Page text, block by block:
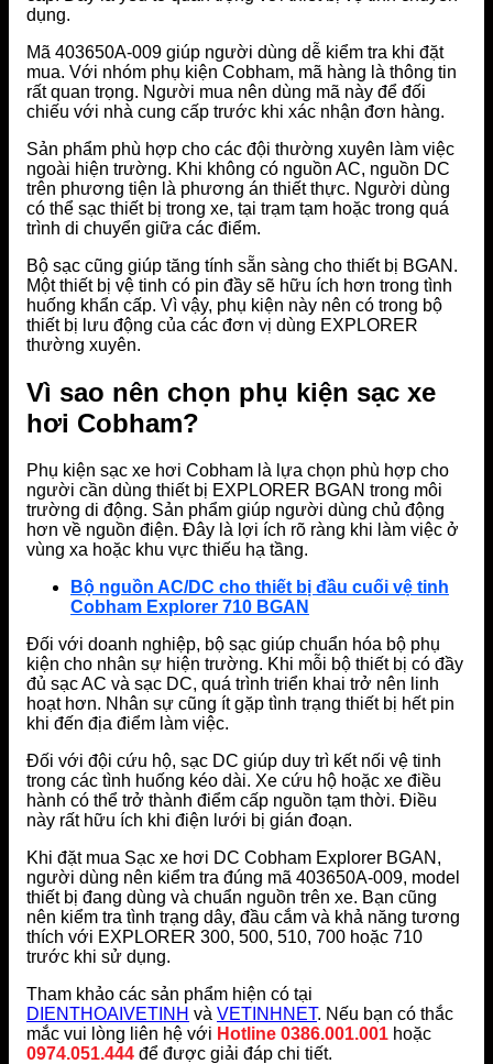
dụng.
Mã 403650A-009 giúp người dùng dễ kiểm tra khi đặt
mua. Với nhóm phụ kiện Cobham, mã hàng là thông tin
rất quan trọng. Người mua nên dùng mã này để đối
chiếu với nhà cung cấp trước khi xác nhận đơn hàng.
Sản phẩm phù hợp cho các đội thường xuyên làm việc
ngoài hiện trường. Khi không có nguồn AC, nguồn DC
trên phương tiện là phương án thiết thực. Người dùng
có thể sạc thiết bị trong xe, tại trạm tạm hoặc trong quá
trình di chuyển giữa các điểm.
Bộ sạc cũng giúp tăng tính sẵn sàng cho thiết bị BGAN.
Một thiết bị vệ tinh có pin đầy sẽ hữu ích hơn trong tình
huống khẩn cấp. Vì vậy, phụ kiện này nên có trong bộ
thiết bị lưu động của các đơn vị dùng EXPLORER
thường xuyên.
Vì sao nên chọn phụ kiện sạc xe
hơi Cobham?
Phụ kiện sạc xe hơi Cobham là lựa chọn phù hợp cho
người cần dùng thiết bị EXPLORER BGAN trong môi
trường di động. Sản phẩm giúp người dùng chủ động
hơn về nguồn điện. Đây là lợi ích rõ ràng khi làm việc ở
vùng xa hoặc khu vực thiếu hạ tầng.
Bộ nguồn AC/DC cho thiết bị đầu cuối vệ tinh
Cobham Explorer 710 BGAN
Đối với doanh nghiệp, bộ sạc giúp chuẩn hóa bộ phụ
kiện cho nhân sự hiện trường. Khi mỗi bộ thiết bị có đầy
đủ sạc AC và sạc DC, quá trình triển khai trở nên linh
hoạt hơn. Nhân sự cũng ít gặp tình trạng thiết bị hết pin
khi đến địa điểm làm việc.
Đối với đội cứu hộ, sạc DC giúp duy trì kết nối vệ tinh
trong các tình huống kéo dài. Xe cứu hộ hoặc xe điều
hành có thể trở thành điểm cấp nguồn tạm thời. Điều
này rất hữu ích khi điện lưới bị gián đoạn.
Khi đặt mua Sạc xe hơi DC Cobham Explorer BGAN,
người dùng nên kiểm tra đúng mã 403650A-009, model
thiết bị đang dùng và chuẩn nguồn trên xe. Bạn cũng
nên kiểm tra tình trạng dây, đầu cắm và khả năng tương
thích với EXPLORER 300, 500, 510, 700 hoặc 710
trước khi sử dụng.
Tham khảo các sản phẩm hiện có tại
DIENTHOAIVETINH và VETINHNET. Nếu bạn có thắc
mắc vui lòng liên hệ với Hotline 0386.001.001 hoặc
0974.051.444 để được giải đáp chi tiết.